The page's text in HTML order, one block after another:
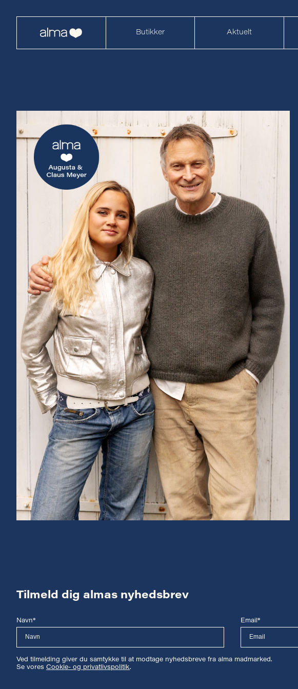
Butikker Aktuelt
Tilmeld dig almas nyhedsbrev
Navn* Email*
Ved tilmelding giver du samtykke til at modtage nyhedsbreve fra alma madmarked.
Se vores Cookie- og privatlivspolitik.